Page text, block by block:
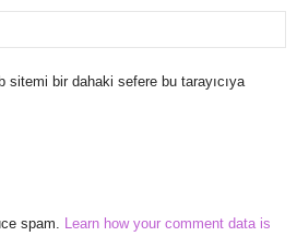
sitemi bir dahaki sefere bu tarayıcıya
spam. Learn how your comment data is